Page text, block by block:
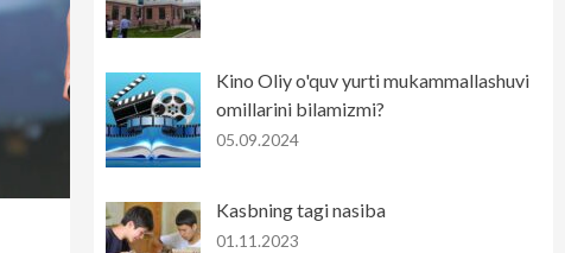
Kino Oliy o'quv yurti mukammallashuvi
omillarini bilamizmi?
05.09.2024
Kasbning tagi nasiba
01.11.2023